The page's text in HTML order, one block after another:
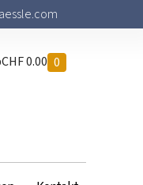
CHF0.00 0